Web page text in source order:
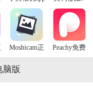
最新版下载
图安卓版下
Moshicam正
版下载
Peachy免费
版下载
脑版